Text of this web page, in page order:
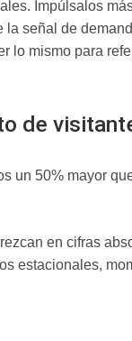
Impúlsalos
señal de
lo mismo para
de
un 50% mayor
en cifras
estacionales,